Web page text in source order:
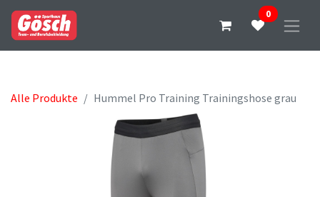
0
Alle Produkte Hummel Pro Training Trainingshose grau